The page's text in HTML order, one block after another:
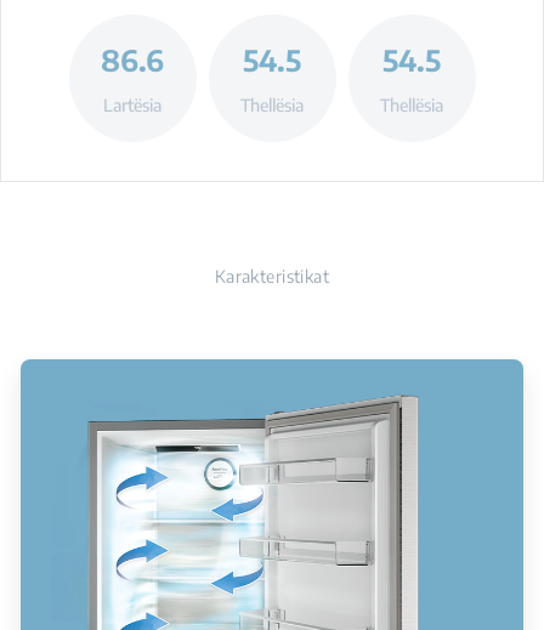
86.6
Lartësia
54.5
Thellësia
54.5
Thellësia
Karakteristikat